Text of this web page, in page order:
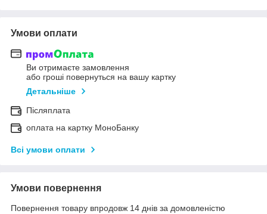
Умови оплати
Ви отримаєте замовлення
або гроші повернуться на вашу картку
Детальніше
Післяплата
оплата на картку МоноБанку
Всі умови оплати
Умови повернення
Повернення товару впродовж 14 днів за домовленістю